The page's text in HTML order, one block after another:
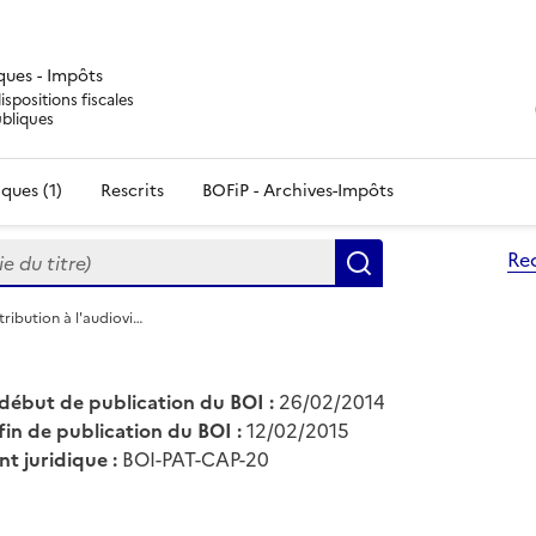
- Impôts
fiscales
(1) Rescrits BOFiP - Archives-Impôts
titre)
à l'audiovi…
de publication du BOI : 26/02/2014
de publication du BOI :12/02/2015
juridique : BOI-PAT-CAP-20